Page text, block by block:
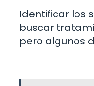
Identificar los
buscar
pero algunos